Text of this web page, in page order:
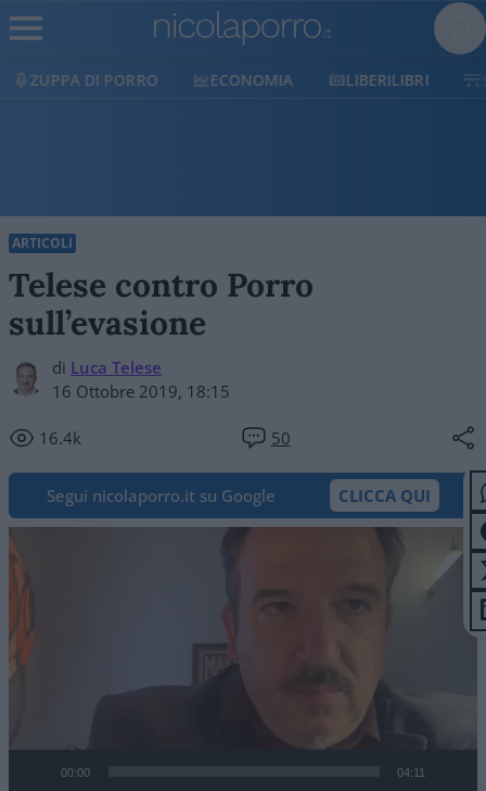
ECONOMIA LIBERILIBRI SHOP SOSTIENICI
ARTICOLI
Telese contro Porro
sull’evasione
di Luca Telese
16 Ottobre 2019, 18:15
16.4k 50
Segui nicolaporro.it su Google CLICCA QUI
Video
Player
00:00 04:11